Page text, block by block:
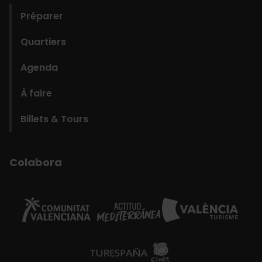
Préparer
Quartiers
Agenda
À faire
Billets & Tours
Colabora